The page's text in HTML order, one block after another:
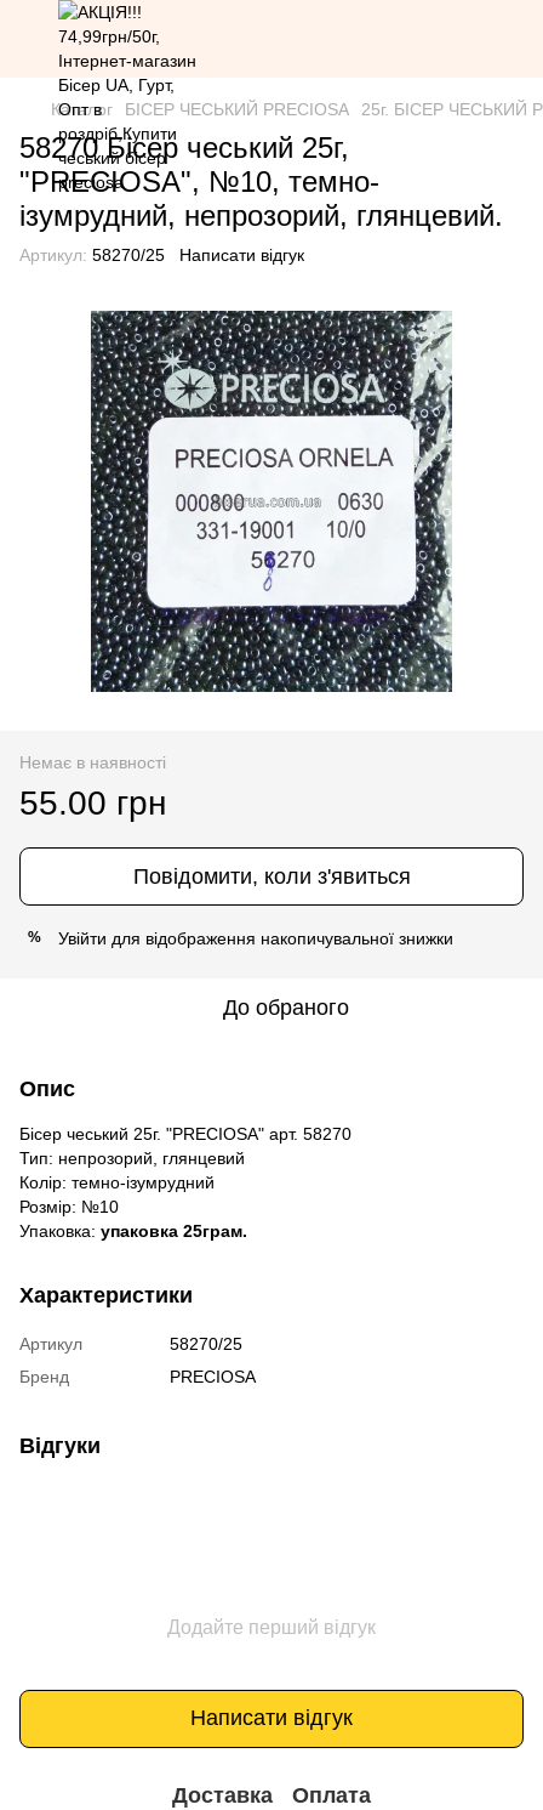
Каталог БІСЕР ЧЕСЬКИЙ PRECIOSA 25г. БІСЕР ЧЕСЬКИЙ
58270 Бісер чеський 25г,
"PRECIOSA", №10, темно-
ізумрудний, непрозорий, глянцевий.
Артикул: 58270/25 Написати відгук
Немає в наявності
55.00 грн
Повідомити, коли з'явиться
% Увійти для відображення накопичувальної знижки
До обраного
Опис
Бісер чеський 25г. "PRECIOSA" арт. 58270
Тип: непрозорий, глянцевий
Колір: темно-ізумрудний
Розмір: №10
Упаковка: упаковка 25грам.
Характеристики
Артикул
58270/25
Бренд
PRECIOSA
Відгуки
Додайте перший відгук
Написати відгук
Доставка Оплата